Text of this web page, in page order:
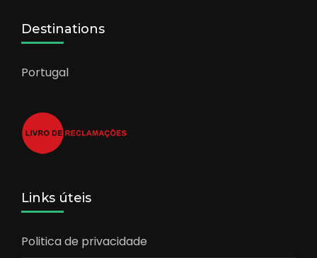
Destinations
Portugal
Links úteis
Politica de privacidade